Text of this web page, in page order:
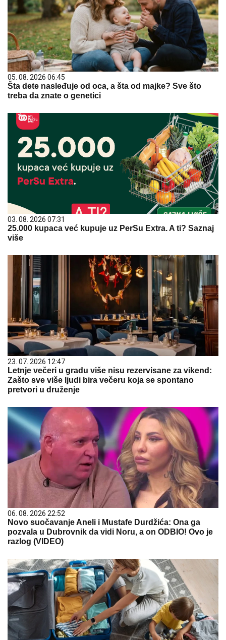
05. 08. 2026 06:45
Šta dete nasleđuje od oca, a šta od majke? Sve što
treba da znate o genetici
03. 08. 2026 07:31
25.000 kupaca već kupuje uz PerSu Extra. A ti? Saznaj
više
23. 07. 2026 12:47
Letnje večeri u gradu više nisu rezervisane za vikend:
Zašto sve više ljudi bira večeru koja se spontano
pretvori u druženje
06. 08. 2026 22:52
Novo suočavanje Aneli i Mustafe Durdžića: Ona ga
pozvala u Dubrovnik da vidi Noru, a on ODBIO! Ovo je
razlog (VIDEO)